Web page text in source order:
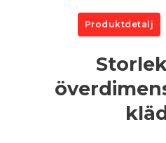
Produktdetalj